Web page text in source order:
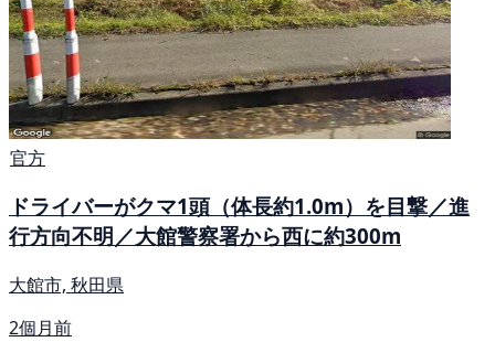
官方
ドライバーがクマ1頭（体長約1.0m）を目撃／進
行方向不明／大館警察署から西に約300m
大館市, 秋田県
2個月前